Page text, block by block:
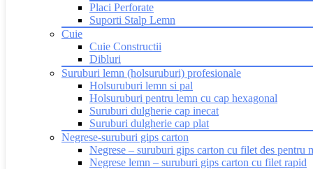
Placi Perforate
Suporti Stalp Lemn
Cuie
Cuie Constructii
Dibluri
Suruburi lemn (holsuruburi) profesionale
Holsuruburi lemn si pal
Holsuruburi pentru lemn cu cap hexagonal
Suruburi dulgherie cap inecat
Suruburi dulgherie cap plat
Negrese-suruburi gips carton
Negrese – suruburi gips carton cu filet des pentru
Negrese lemn – suruburi gips carton cu filet rapid